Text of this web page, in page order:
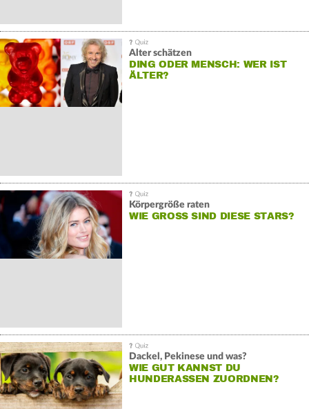
Alter schätzen
DING ODER MENSCH: WER IST
ÄLTER?
Körpergröße raten
WIE GROSS SIND DIESE STARS?
Dackel, Pekinese und was?
WIE GUT KANNST DU
HUNDERASSEN ZUORDNEN?